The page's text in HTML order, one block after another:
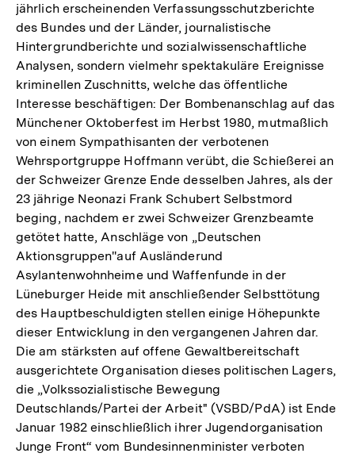
jährlich erscheinenden Verfassungsschutzberichte
des Bundes und der Länder, journalistische
Hintergrundberichte und sozialwissenschaftliche
Analysen, sondern vielmehr spektakuläre Ereignisse
kriminellen Zuschnitts, welche das öffentliche
Interesse beschäftigen: Der Bombenanschlag auf das
Münchener Oktoberfest im Herbst 1980, mutmaßlich
von einem Sympathisanten der verbotenen
Wehrsportgruppe Hoffmann verübt, die Schießerei an
der Schweizer Grenze Ende desselben Jahres, als der
23 jährige Neonazi Frank Schubert Selbstmord
beging, nachdem er zwei Schweizer Grenzbeamte
getötet hatte, Anschläge von „Deutschen
Aktionsgruppen''auf Ausländerund
Asylantenwohnheime und Waffenfunde in der
Lüneburger Heide mit anschließender Selbsttötung
des Hauptbeschuldigten stellen einige Höhepunkte
dieser Entwicklung in den vergangenen Jahren dar.
Die am stärksten auf offene Gewaltbereitschaft
ausgerichtete Organisation dieses politischen Lagers,
die „Volkssozialistische Bewegung
Deutschlands/Partei der Arbeit" (VSBD/PdA) ist Ende
Januar 1982 einschließlich ihrer Jugendorganisation
Junge Front“ vom Bundesinnenminister verboten